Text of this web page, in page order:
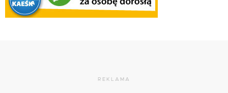
REKLAMA